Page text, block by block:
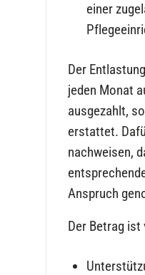
einer
Der
jeden Monat
ausgezahlt,
erstattet.
nachweisen,
Anspruch
Der Betrag